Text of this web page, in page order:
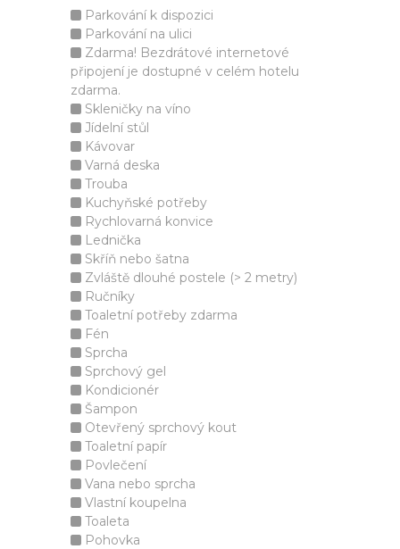
Parkování k dispozici
Parkování na ulici
Zdarma! Bezdrátové internetové
připojení je dostupné v celém hotelu
zdarma.
Skleničky na víno
Jídelní stůl
Kávovar
Varná deska
Trouba
Kuchyňské potřeby
Rychlovarná konvice
Lednička
Skříň nebo šatna
Zvláště dlouhé postele (> 2 metry)
Ručníky
Toaletní potřeby zdarma
Fén
Sprcha
Sprchový gel
Kondicionér
Šampon
Otevřený sprchový kout
Toaletní papír
Povlečení
Vana nebo sprcha
Vlastní koupelna
Toaleta
Pohovka